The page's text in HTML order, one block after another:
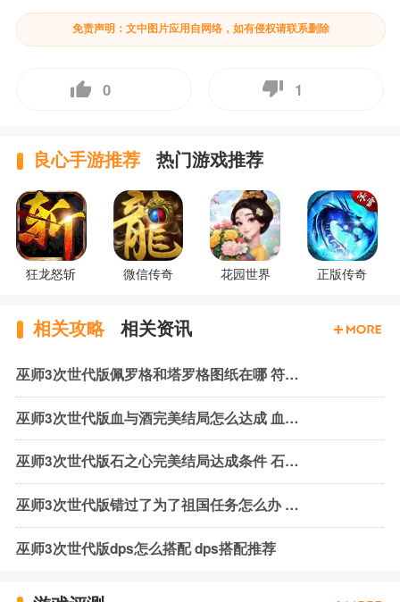
免责声明：文中图片应用自网络，如有侵权请联系删除
0 1
良心手游推荐 热门游戏推荐
狂龙怒斩 微信传奇 花园世界 正版传奇
相关攻略 相关资讯
巫师3次世代版佩罗格和塔罗格图纸在哪 符文石图纸位置
巫师3次世代版血与酒完美结局怎么达成 血与酒完美结局攻略
巫师3次世代版石之心完美结局达成条件 石之心完美结局攻略
巫师3次世代版错过了为了祖国任务怎么办 错过任务解决方法
巫师3次世代版dps怎么搭配 dps搭配推荐